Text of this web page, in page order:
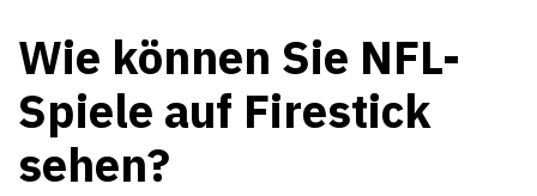
Wie können Sie NFL-
Spiele auf Firestick
sehen?